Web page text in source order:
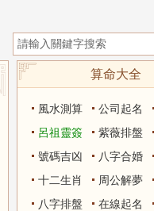
算命大全
風水測算 公司起名
呂祖靈簽
紫薇排盤
號碼吉凶
八字合婚
十二生肖
周公解夢
八字排盤
在線起名